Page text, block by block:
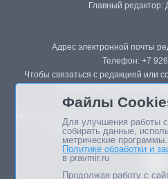
Главный редактор:
Адрес электронной почты
Телефон: +7
Чтобы связаться с редакцией или
Републикация материалов сайта в
возможна только с
Файлы
Для улучшения работы
собирать данные,
метрические
Политике обработки и
в pravmir.ru
Продолжая работу с